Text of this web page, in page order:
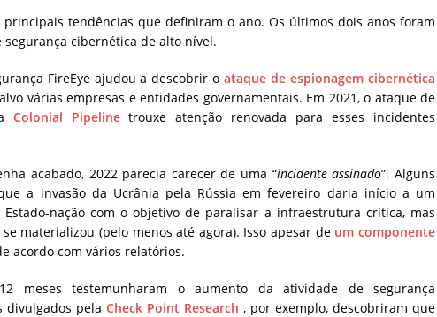
principais tendências que definiram o ano.Os últimos dois anos foram
cibernética de alto nível.
FireEye ajudou a descobrir oataque de espionagem cibernética
várias empresas e entidades governamentais. Em 2021, o ataque de
Colonial Pipelinetrouxe atenção renovada para esses incidentes
acabado, 2022 parecia carecer de uma “incidente assinado”. Alguns
a invasão da Ucrânia pela Rússia em fevereiro daria início a um
nação com o objetivo de paralisar a infraestrutura crítica, mas
materializou (pelo menos até agora). Isso apesar de um componente
acordo com vários relatórios.
meses testemunharam o aumento da atividade de segurança
divulgados pelaCheck Point Research , por exemplo, descobriram que